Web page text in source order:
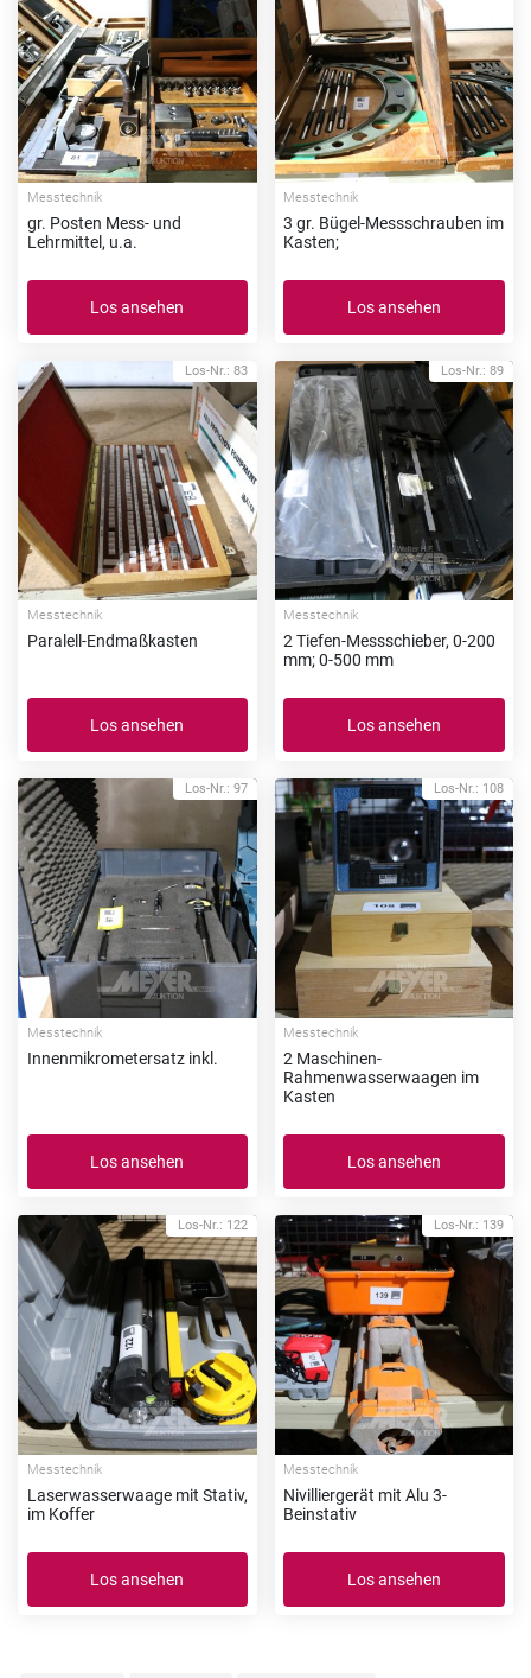
Messtechnik
gr. Posten Mess- und
Lehrmittel, u.a.
Los ansehen
Messtechnik
3 gr. Bügel-Messschrauben im
Kasten;
Los ansehen
Los-Nr.: 83
Messtechnik
Paralell-Endmaßkasten
Los ansehen
Los-Nr.: 89
Messtechnik
2 Tiefen-Messschieber, 0-200
mm; 0-500 mm
Los ansehen
Los-Nr.: 97
Messtechnik
Innenmikrometersatz inkl.
Los ansehen
Los-Nr.: 108
Messtechnik
2 Maschinen-
Rahmenwasserwaagen im
Kasten
Los ansehen
Los-Nr.: 122
Messtechnik
Laserwasserwaage mit Stativ,
im Koffer
Los ansehen
Los-Nr.: 139
Messtechnik
Nivilliergerät mit Alu 3-
Beinstativ
Los ansehen